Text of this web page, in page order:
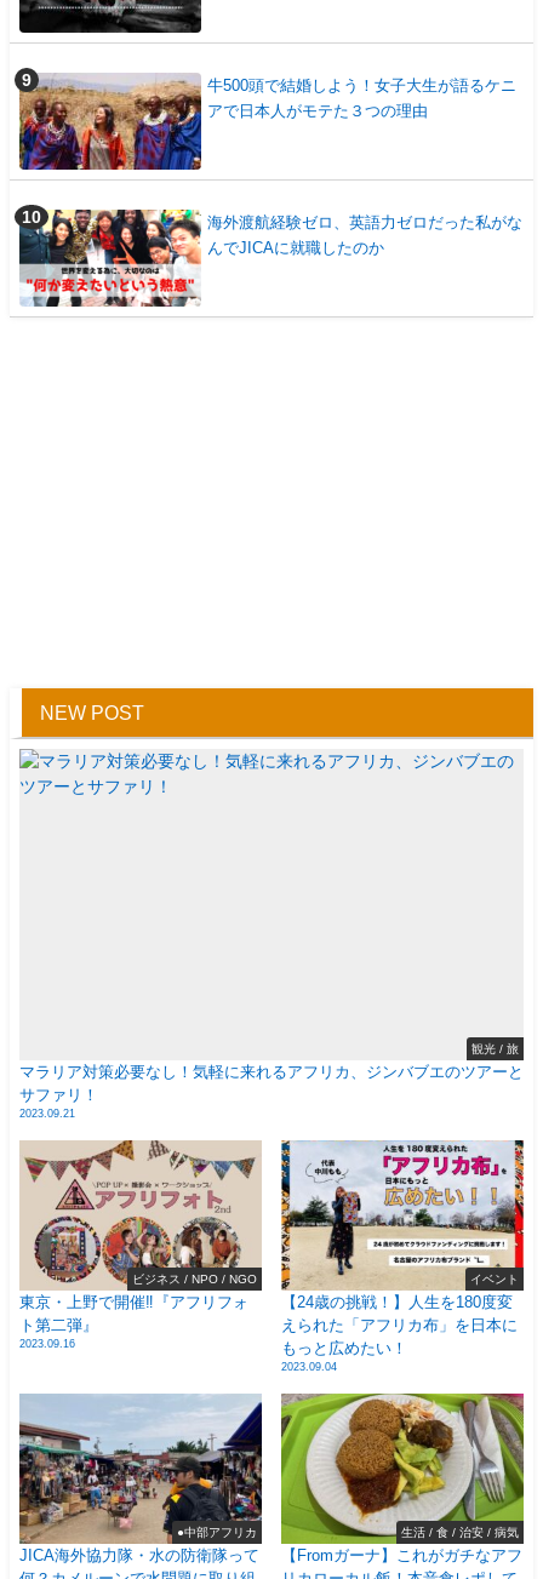
牛500頭で結婚しよう！女子大生が語るケニ
アで日本人がモテた３つの理由
海外渡航経験ゼロ、英語力ゼロだった私がな
んでJICAに就職したのか
NEW POST
観光 / 旅
マラリア対策必要なし！気軽に来れるアフリカ、ジンバブエのツアーと
サファリ！
2023.09.21
ビジネス / NPO / NGO
東京・上野で開催‼️『アフリフォ
ト第二弾』
2023.09.16
イベント
【24歳の挑戦！】人生を180度変
えられた「アフリカ布」を日本に
もっと広めたい！
2023.09.04
●中部アフリカ
JICA海外協力隊・水の防衛隊って
生活 / 食 / 治安 / 病気
【Fromガーナ】これがガチなアフ